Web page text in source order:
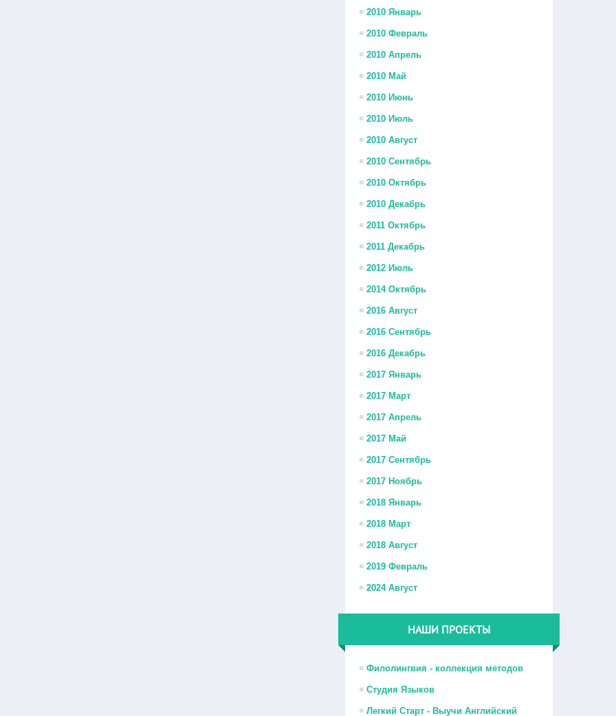
2010 Январь
2010 Февраль
2010 Апрель
2010 Май
2010 Июнь
2010 Июль
2010 Август
2010 Сентябрь
2010 Октябрь
2010 Декабрь
2011 Октябрь
2011 Декабрь
2012 Июль
2014 Октябрь
2016 Август
2016 Сентябрь
2016 Декабрь
2017 Январь
2017 Март
2017 Апрель
2017 Май
2017 Сентябрь
2017 Ноябрь
2018 Январь
2018 Март
2018 Август
2019 Февраль
2024 Август
НАШИ ПРОЕКТЫ
Филолингвия - коллекция методов
Студия Языков
Легкий Старт - Выучи Английский